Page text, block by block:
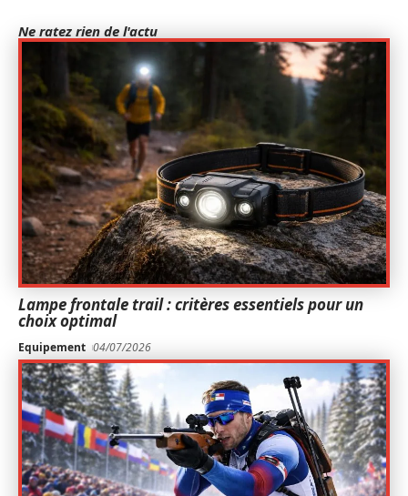
Ne ratez rien de l'actu
Lampe frontale trail : critères essentiels pour un
choix optimal
Equipement 04/07/2026